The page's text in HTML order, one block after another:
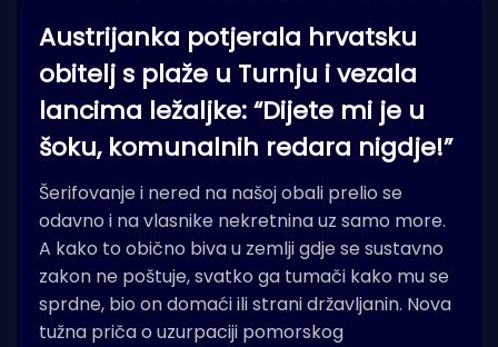
Austrijanka potjerala hrvatsku
obitelj s plaže u Turnju i vezala
lancima ležaljke: “Dijete mi je u
šoku, komunalnih redara nigdje!”
Šerifovanje i nered na našoj obali prelio se
odavno i na vlasnike nekretnina uz samo more.
A kako to obično biva u zemlji gdje se sustavno
zakon ne poštuje, svatko ga tumači kako mu se
sprdne, bio on domaći ili strani državljanin. Nova
tužna priča o uzurpaciji pomorskog